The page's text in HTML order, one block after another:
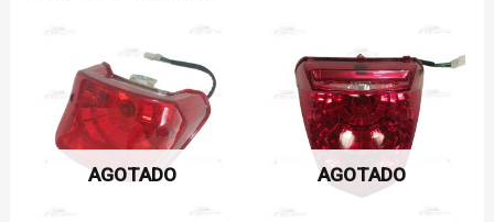
AGOTADO AGOTADO